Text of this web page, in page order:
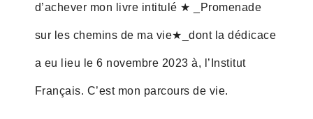
d’achever mon livre intitulé ★ _Promenade
sur les chemins de ma vie★_dont la dédicace
a eu lieu le 6 novembre 2023 à, l’Institut
Français. C’est mon parcours de vie.